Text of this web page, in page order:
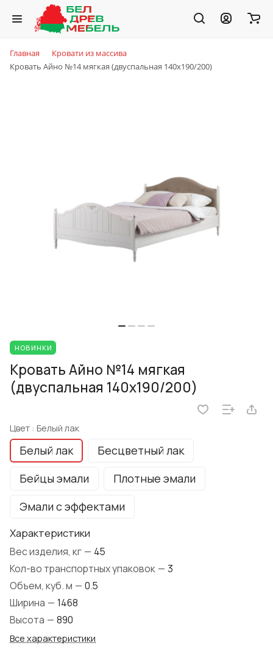
Главная
Кровати из массива
Кровать Айно №14 мягкая (двуспальная 140x190/200)
НОВИНКИ
Кровать Айно №14 мягкая
(двуспальная 140x190/200)
Цвет : Белый лак
Белый лак
Бесцветный лак
Бейцы эмали
Плотные эмали
Эмали с эффектами
Характеристики
Вес изделия, кг — 45
Кол-во транспортных упаковок — 3
Объем, куб. м — 0.5
Ширина — 1468
Высота — 890
Все характеристики